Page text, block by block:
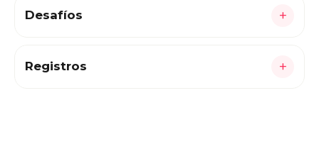
debe hacer.
Desafíos +
orden.
Registros +